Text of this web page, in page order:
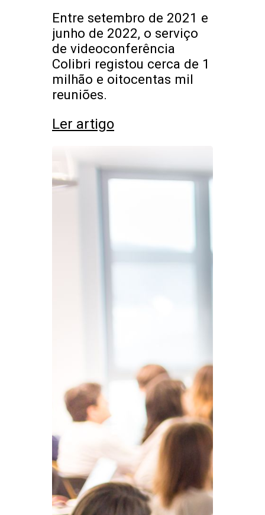
Entre setembro de 2021 e
junho de 2022, o serviço
de videoconferência
Colibri registou cerca de 1
milhão e oitocentas mil
reuniões.
Ler artigo